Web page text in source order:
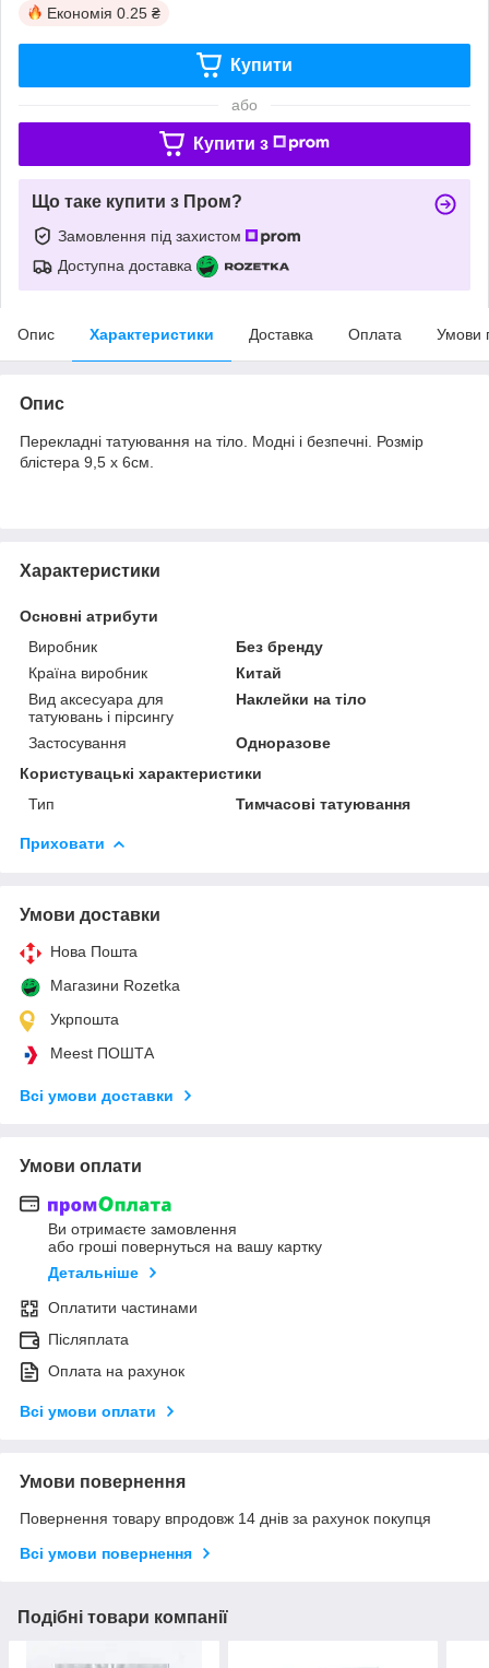
Економія 0.25 ₴
Купити
або
Купити з
Що таке купити з Пром?
Замовлення під захистом
Доступна доставка
Опис Характеристики Доставка Оплата Умови
Опис
Перекладні татуювання на тіло. Модні і безпечні. Розмір
блістера 9,5 х 6см.
Характеристики
Основні атрибути
Виробник
Без бренду
Країна виробник
Китай
Вид аксесуара для
татуювань і пірсингу
Наклейки на тіло
Застосування
Одноразове
Користувацькі характеристики
Тип
Тимчасові татуювання
Приховати
Умови доставки
Нова Пошта
Магазини Rozetka
Укрпошта
Meest ПОШТА
Всі умови доставки
Умови оплати
Ви отримаєте замовлення
або гроші повернуться на вашу картку
Детальніше
Оплатити частинами
Післяплата
Оплата на рахунок
Всі умови оплати
Умови повернення
Повернення товару впродовж 14 днів за рахунок покупця
Всі умови повернення
Подібні товари компанії